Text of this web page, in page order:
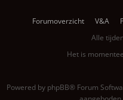
Forumoverzicht V&A
Alle
Het is
Powered by phpBB® Forum